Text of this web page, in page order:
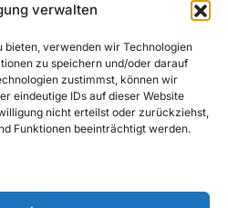
verwalten
bieten, verwenden wir Technologien
zu speichern und/oder darauf
zustimmst, können wir
eindeutige IDs auf dieser Website
nicht erteilst oder zurückziehst,
Funktionen beeinträchtigt werden.